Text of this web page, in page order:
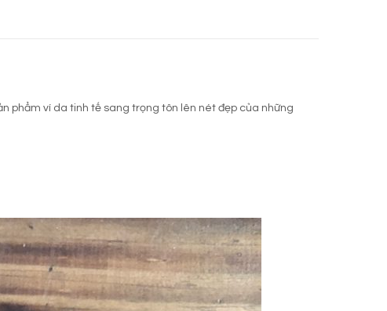
phẩm ví da tinh tế sang trọng tôn lên nét đẹp của những